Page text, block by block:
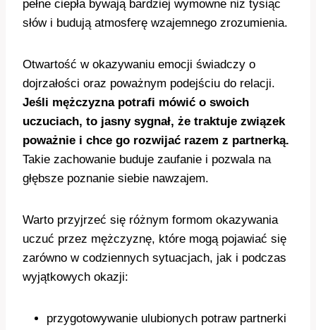
pełne ciepła bywają bardziej wymowne niż tysiąc
słów i budują atmosferę wzajemnego zrozumienia.
Otwartość w okazywaniu emocji świadczy o
dojrzałości oraz poważnym podejściu do relacji.
Jeśli mężczyzna potrafi mówić o swoich
uczuciach, to jasny sygnał, że traktuje związek
poważnie i chce go rozwijać razem z partnerką.
Takie zachowanie buduje zaufanie i pozwala na
głębsze poznanie siebie nawzajem.
Warto przyjrzeć się różnym formom okazywania
uczuć przez mężczyznę, które mogą pojawiać się
zarówno w codziennych sytuacjach, jak i podczas
wyjątkowych okazji:
przygotowywanie ulubionych potraw partnerki